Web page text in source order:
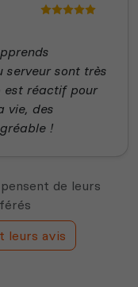
serveur sont très
est réactif pour
vie, des
!
de leurs
leurs avis